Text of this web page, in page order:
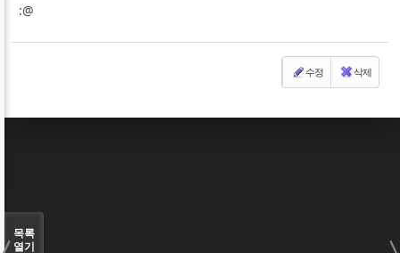
:@
수정 삭제
목록
열기
Sketchbook5, 스케치북5
Sketchbook5, 스케치북5